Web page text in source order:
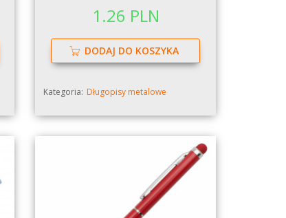
1.26 PLN
DODAJ DO KOSZYKA
Kategoria: Długopisy metalowe